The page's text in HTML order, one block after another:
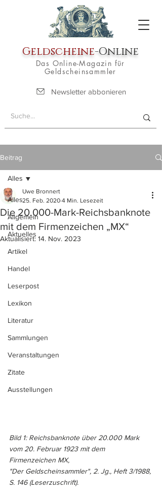
Geldscheine-Online
Das Online-Magazin für
Geldscheinsammler
Newsletter abbonieren
Beitrag
Alles
Allgemein
Aktuelles
Artikel
Handel
Leserpost
Lexikon
Literatur
Sammlungen
Veranstaltungen
Zitate
Ausstellungen
Alles
Die 20.000-Mark-Reichsbanknote
mit dem Firmenzeichen „MX“
Uwe Bronnert
25. Feb. 2020 4 Min. Lesezeit
Aktualisiert: 14. Nov. 2023
Bild 1: Reichsbanknote über 20.000 Mark
vom 20. Februar 1923 mit dem
Firmenzeichen MX,
"Der Geldscheinsammler", 2. Jg., Heft 3/1988,
S. 146 (Leserzuschrift).